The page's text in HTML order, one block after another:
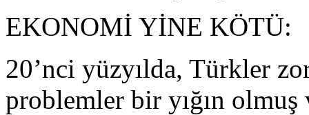
EKONOMİ YİNE KÖTÜ:
20’nci yüzyılda, Türkler
problemler bir yığın olmuş